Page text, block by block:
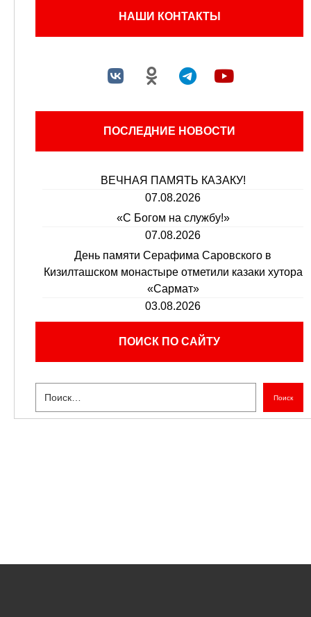
НАШИ КОНТАКТЫ
ПОСЛЕДНИЕ НОВОСТИ
ВЕЧНАЯ ПАМЯТЬ КАЗАКУ!
07.08.2026
«С Богом на службу!»
07.08.2026
День памяти Серафима Саровского в
Кизилташском монастыре отметили казаки хутора
«Сармат»
03.08.2026
ПОИСК ПО САЙТУ
Поиск